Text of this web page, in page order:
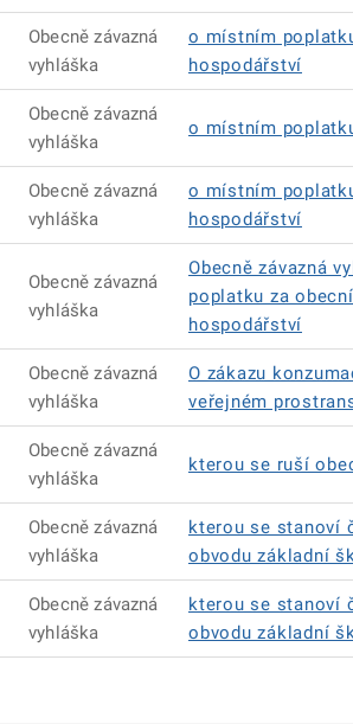
Obecně závazná
vyhláška
o místním
hospodářství
Obecně závazná
vyhláška
o místním
Obecně závazná
vyhláška
o místním
hospodářství
Obecně závazná
vyhláška
Obecně závazná
poplatku za
hospodářství
Obecně závazná
vyhláška
O zákazu
veřejném
Obecně závazná
vyhláška
kterou se ruší
Obecně závazná
vyhláška
kterou se stanoví
obvodu základní
Obecně závazná
vyhláška
kterou se stanoví
obvodu základní